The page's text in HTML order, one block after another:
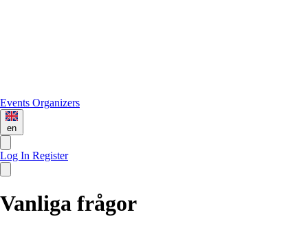
Events Organizers
en
Log In Register
Vanliga frågor